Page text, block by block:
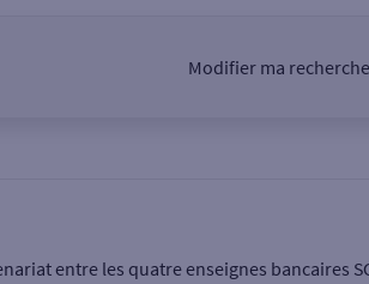
Modifier ma recherche
entre les quatre enseignes bancaires